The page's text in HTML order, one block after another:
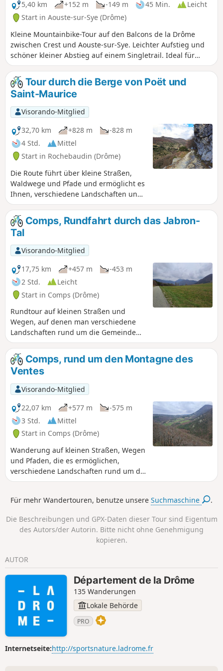
Akteuren nach den Grundsätzen der nachhaltigen
Entwicklung bewirtschaftet. ⚠️ Zwischen dem 1. Juli und
dem 15. September gilt der Präfekturbeschluss DDT-SEF-
2026-0176 vom 4. Juni 2026 über die vorüberfahrende
Zugangsbeschränkung zum Wald von Saoû und zum
Plateau d’Ambel bei täglich bewerteter Brandgefahr. Jeden
Abend (gegen 17:30 Uhr) wird eine Karte für den nächsten
Tag veröffentlicht.
5,40 km
+152 m -149 m 45 Min.
Leicht
Start in Aouste-sur-Sye (Drôme)
Kleine Mountainbike-Tour auf den Balcons de la Drôme
zwischen Crest und Aouste-sur-Sye. Leichter Aufstieg und
schöner kleiner Abstieg auf einem Singletrail. Ideal für
einen kleinen Ausflug im Winter.
Tour durch die Berge von Poët und
Saint-Maurice
Visorando-Mitglied
32,70 km
+828 m
-828 m
4 Std.
Mittel
Start in Rochebaudin (Drôme)
Die Route führt über kleine Straßen,
Waldwege und Pfade und ermöglicht es
Ihnen, verschiedene Landschaften und
Dörfer zu entdecken. Von Rochebaudin
aus führt die Route über den Col du
Perthuis, den Col de Ventebrun,
Dieulefit, Poët-Laval, den Steinbruch
Grand Pas und Eyzahut.
Comps, Rundfahrt durch das Jabron-
Tal
Visorando-Mitglied
17,75 km
+457 m
-453 m
2 Std.
Leicht
Start in Comps (Drôme)
Rundtour auf kleinen Straßen und
Wegen, auf denen man verschiedene
Landschaften rund um die Gemeinde
Comps und den Anfang des Jabron-Tals
entdecken kann, vom Col de Ventebrun
zur Kirche von Comps über den Col de
Boutière und den Col de Vesc.
Comps, rund um den Montagne des
Ventes
Visorando-Mitglied
22,07 km
+577 m
-575 m
3 Std.
Mittel
Start in Comps (Drôme)
Wanderung auf kleinen Straßen, Wegen
und Pfaden, die es ermöglichen,
verschiedene Landschaften rund um die
Gemeinde Comps am Anfang des
Kirche und rund um den Montagne des
Für mehr Wandertouren, benutze unsereSuchmaschine .
Die Beschreibungen und GPX-Daten dieser Tour sind Eigentum
des Autors/der Autorin. Bitte nicht ohne Genehmigung
kopieren.
AUTOR
Département de la Drôme
135 Wanderungen
Lokale Behörde
PRO
Internetseite:http://sportsnature.ladrome.fr